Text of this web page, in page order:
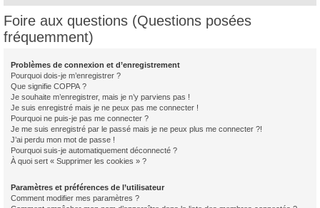
Foire aux questions (Questions posées
fréquemment)
Problèmes de connexion et d’enregistrement
Pourquoi dois-je m’enregistrer ?
Que signifie COPPA ?
Je souhaite m’enregistrer, mais je n’y parviens pas !
Je suis enregistré mais je ne peux pas me connecter !
Pourquoi ne puis-je pas me connecter ?
Je me suis enregistré par le passé mais je ne peux plus me connecter ?!
J’ai perdu mon mot de passe !
Pourquoi suis-je automatiquement déconnecté ?
À quoi sert « Supprimer les cookies » ?
Paramètres et préférences de l’utilisateur
Comment modifier mes paramètres ?